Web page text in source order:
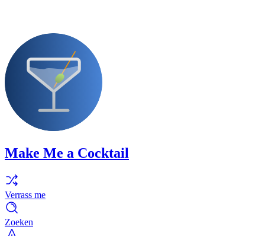
Make Me a Cocktail
Verrass me
Zoeken